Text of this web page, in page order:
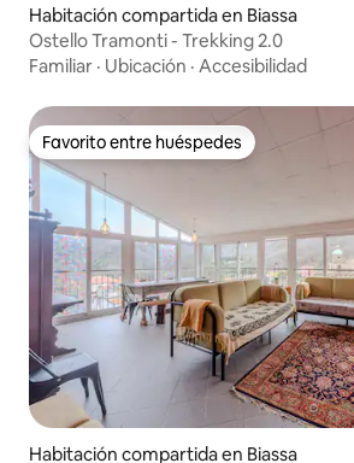
Habitación compartida en Biassa
Ostello Tramonti - Trekking 2.0
Familiar · Ubicación · Accesibilidad
Favorito entre huéspedes
Favorito entre huéspedes
Habitación compartida en Biassa